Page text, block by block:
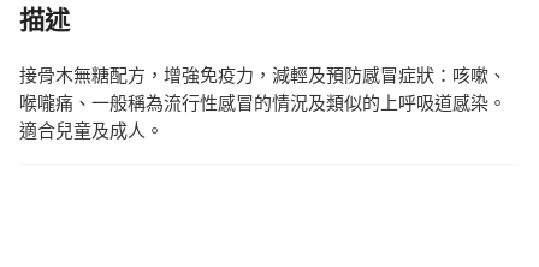
描述
接骨木無糖配方，增強免疫力，減輕及預防感冒症狀：咳嗽、
喉嚨痛、一般稱為流行性感冒的情況及類似的上呼吸道感染。
適合兒童及成人。